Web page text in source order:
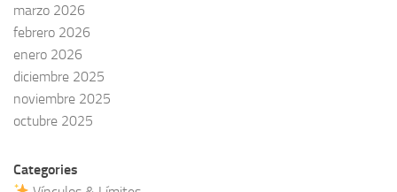
marzo 2026
febrero 2026
enero 2026
diciembre 2025
noviembre 2025
octubre 2025
Categories